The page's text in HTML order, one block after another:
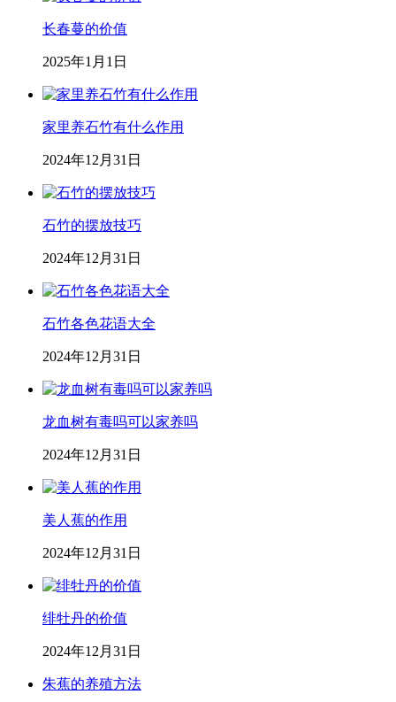
长春蔓的价值
2025年1月1日
家里养石竹有什么作用
2024年12月31日
石竹的摆放技巧
2024年12月31日
石竹各色花语大全
2024年12月31日
龙血树有毒吗可以家养吗
2024年12月31日
美人蕉的作用
2024年12月31日
绯牡丹的价值
2024年12月31日
朱蕉的养殖方法